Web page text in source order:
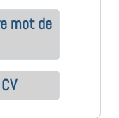
mot de